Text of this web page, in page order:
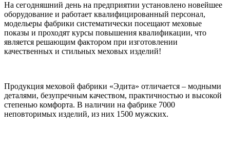
На сегодняшний день на предприятии установлено новейшее
оборудование и работает квалифицированный персонал,
модельеры фабрики систематически посещают меховые
показы и проходят курсы повышения квалификации, что
является решающим фактором при изготовлении
качественных и стильных меховых изделий!
Продукция меховой фабрики «Эдита» отличается – модными
деталями, безупречным качеством, практичностью и высокой
степенью комфорта. В наличии на фабрике 7000
неповторимых изделий, из них 1500 мужских.